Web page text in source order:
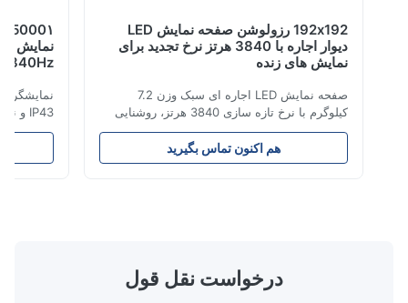
192x192 رزولوشن صفحه نمایش LED
دیوار اجاره با 3840 هرتز نرخ تجدید برای
نمایش های زنده
صفحه نمایش LED اجاره ای سبک وزن 7.2
کیلوگرم با نرخ تازه سازی 3840 هرتز، روشنایی
700 cd/m² و وضوح 192x192. ایده آل برای
رویدادهای زنده با نصب آسان و سازگاری با ولتاژ
جهانی (AC100-240V).
هم اکنون تماس بگیرید
5000۱-
رویدادهایی با
درخواست نقل قول